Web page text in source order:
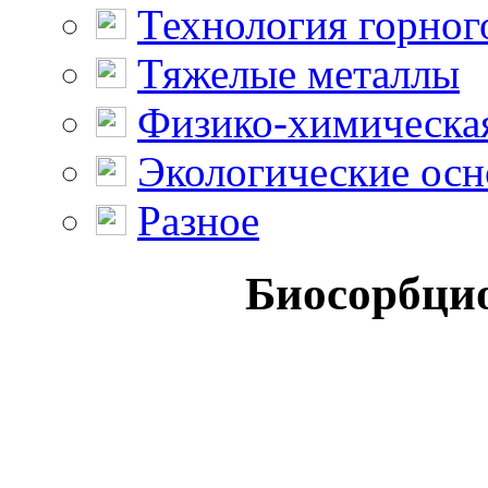
Технология
Тяжелые металлы
Физико-
Экологические
Разное